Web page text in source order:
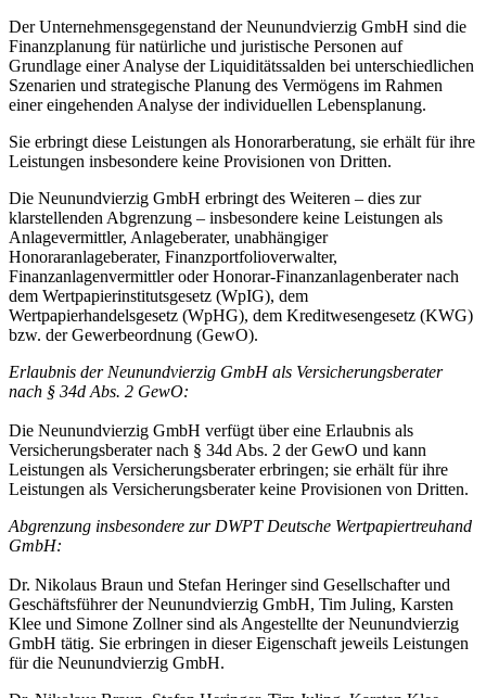
Der Unternehmensgegenstand der Neunundvierzig GmbH sind die
Finanzplanung für natürliche und juristische Personen auf
Grundlage einer Analyse der Liquiditätssalden bei unterschiedlichen
Szenarien und strategische Planung des Vermögens im Rahmen
einer eingehenden Analyse der individuellen Lebensplanung.
Sie erbringt diese Leistungen als Honorarberatung, sie erhält für ihre
Leistungen insbesondere keine Provisionen von Dritten.
Die Neunundvierzig GmbH erbringt des Weiteren – dies zur
klarstellenden Abgrenzung – insbesondere keine Leistungen als
Anlagevermittler, Anlageberater, unabhängiger
Honoraranlageberater, Finanzportfolioverwalter,
Finanzanlagenvermittler oder Honorar-Finanzanlagenberater nach
dem Wertpapierinstitutsgesetz (WpIG), dem
Wertpapierhandelsgesetz (WpHG), dem Kreditwesengesetz (KWG)
bzw. der Gewerbeordnung (GewO).
Erlaubnis der Neunundvierzig GmbH als Versicherungsberater
nach § 34d Abs. 2 GewO:
Die Neunundvierzig GmbH verfügt über eine Erlaubnis als
Versicherungsberater nach § 34d Abs. 2 der GewO und kann
Leistungen als Versicherungsberater erbringen; sie erhält für ihre
Leistungen als Versicherungsberater keine Provisionen von Dritten.
Abgrenzung insbesondere zur DWPT Deutsche Wertpapiertreuhand
GmbH:
Dr. Nikolaus Braun und Stefan Heringer sind Gesellschafter und
Geschäftsführer der Neunundvierzig GmbH, Tim Juling, Karsten
Klee und Simone Zollner sind als Angestellte der Neunundvierzig
GmbH tätig. Sie erbringen in dieser Eigenschaft jeweils Leistungen
für die Neunundvierzig GmbH.